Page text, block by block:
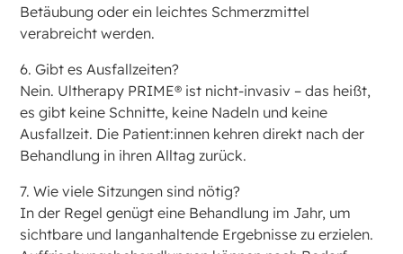
Betäubung oder ein leichtes Schmerzmittel
verabreicht werden.
6. Gibt es Ausfallzeiten?
Nein. Ultherapy PRIME® ist nicht-invasiv – das heißt,
es gibt keine Schnitte, keine Nadeln und keine
Ausfallzeit. Die Patient:innen kehren direkt nach der
Behandlung in ihren Alltag zurück.
7. Wie viele Sitzungen sind nötig?
In der Regel genügt eine Behandlung im Jahr, um
sichtbare und langanhaltende Ergebnisse zu erzielen.